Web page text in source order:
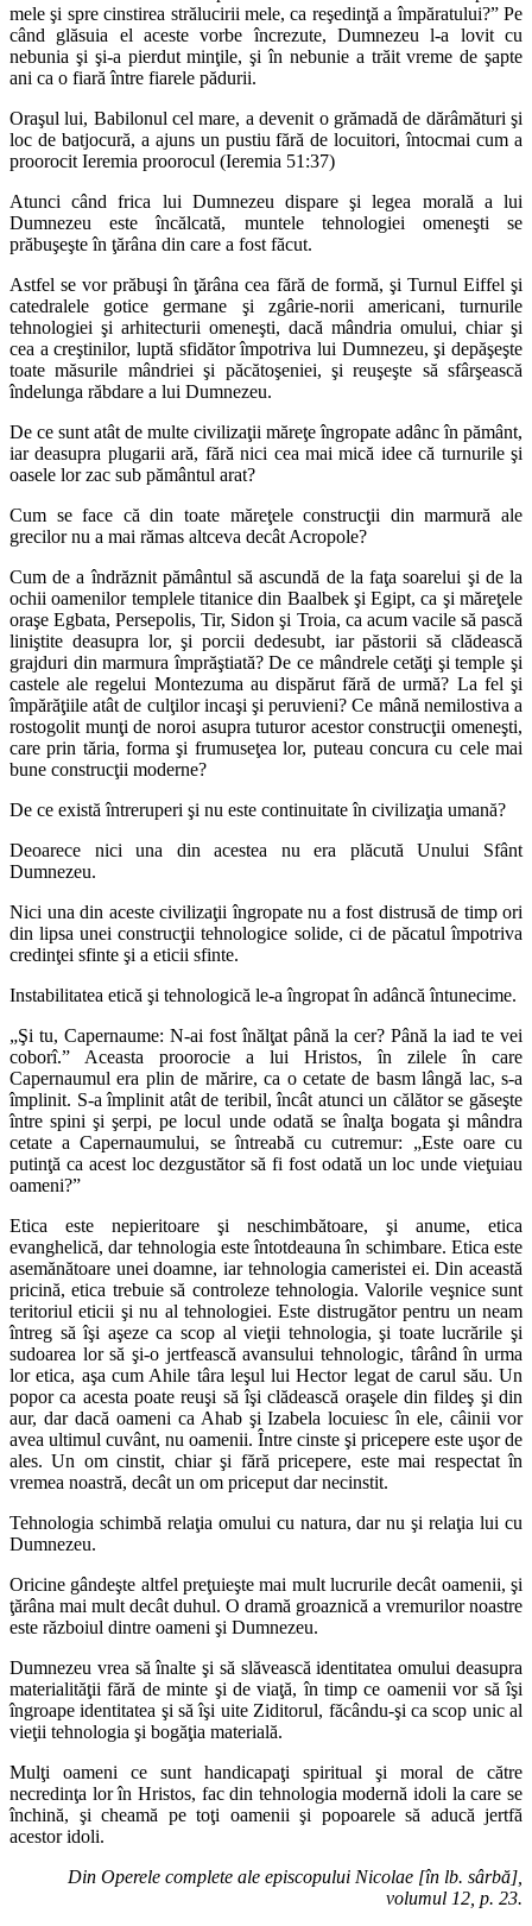
mele şi spre cinstirea strălucirii mele, ca reşedinţă a împăratului?” Pe
când glăsuia el aceste vorbe încrezute, Dumnezeu l-a lovit cu
nebunia şi şi-a pierdut minţile, şi în nebunie a trăit vreme de şapte
ani ca o fiară între fiarele pădurii.
Oraşul lui, Babilonul cel mare, a devenit o grămadă de dărâmături şi
loc de batjocură, a ajuns un pustiu fără de locuitori, întocmai cum a
proorocit Ieremia proorocul (Ieremia 51:37)
Atunci când frica lui Dumnezeu dispare şi legea morală a lui
Dumnezeu este încălcată, muntele tehnologiei omeneşti se
prăbuşeşte în ţărâna din care a fost făcut.
Astfel se vor prăbuşi în ţărâna cea fără de formă, şi Turnul Eiffel şi
catedralele gotice germane şi zgârie-norii americani, turnurile
tehnologiei şi arhitecturii omeneşti, dacă mândria omului, chiar şi
cea a creştinilor, luptă sfidător împotriva lui Dumnezeu, şi depăşeşte
toate măsurile mândriei şi păcătoşeniei, şi reuşeşte să sfârşească
îndelunga răbdare a lui Dumnezeu.
De ce sunt atât de multe civilizaţii măreţe îngropate adânc în pământ,
iar deasupra plugarii ară, fără nici cea mai mică idee că turnurile şi
oasele lor zac sub pământul arat?
Cum se face că din toate măreţele construcţii din marmură ale
grecilor nu a mai rămas altceva decât Acropole?
Cum de a îndrăznit pământul să ascundă de la faţa soarelui şi de la
ochii oamenilor templele titanice din Baalbek şi Egipt, ca şi măreţele
oraşe Egbata, Persepolis, Tir, Sidon şi Troia, ca acum vacile să pască
liniştite deasupra lor, şi porcii dedesubt, iar păstorii să clădească
grajduri din marmura împrăştiată? De ce mândrele cetăţi şi temple şi
castele ale regelui Montezuma au dispărut fără de urmă? La fel şi
împărăţiile atât de culţilor incaşi şi peruvieni? Ce mână nemilostiva a
rostogolit munţi de noroi asupra tuturor acestor construcţii omeneşti,
care prin tăria, forma şi frumuseţea lor, puteau concura cu cele mai
bune construcţii moderne?
De ce există întreruperi şi nu este continuitate în civilizaţia umană?
Deoarece nici una din acestea nu era plăcută Unului Sfânt
Dumnezeu.
Nici una din aceste civilizaţii îngropate nu a fost distrusă de timp ori
din lipsa unei construcţii tehnologice solide, ci de păcatul împotriva
credinţei sfinte şi a eticii sfinte.
Instabilitatea etică şi tehnologică le-a îngropat în adâncă întunecime.
„Şi tu, Capernaume: N-ai fost înălţat până la cer? Până la iad te vei
coborî.” Aceasta proorocie a lui Hristos, în zilele în care
Capernaumul era plin de mărire, ca o cetate de basm lângă lac, s-a
împlinit. S-a împlinit atât de teribil, încât atunci un călător se găseşte
între spini şi şerpi, pe locul unde odată se înalţa bogata şi mândra
cetate a Capernaumului, se întreabă cu cutremur: „Este oare cu
putinţă ca acest loc dezgustător să fi fost odată un loc unde vieţuiau
oameni?”
Etica este nepieritoare şi neschimbătoare, şi anume, etica
evanghelică, dar tehnologia este întotdeauna în schimbare. Etica este
asemănătoare unei doamne, iar tehnologia cameristei ei. Din această
pricină, etica trebuie să controleze tehnologia. Valorile veşnice sunt
teritoriul eticii şi nu al tehnologiei. Este distrugător pentru un neam
întreg să îşi aşeze ca scop al vieţii tehnologia, şi toate lucrările şi
sudoarea lor să şi-o jertfească avansului tehnologic, târând în urma
lor etica, aşa cum Ahile târa leşul lui Hector legat de carul său. Un
popor ca acesta poate reuşi să îşi clădească oraşele din fildeş şi din
aur, dar dacă oameni ca Ahab şi Izabela locuiesc în ele, câinii vor
avea ultimul cuvânt, nu oamenii. Între cinste şi pricepere este uşor de
ales. Un om cinstit, chiar şi fără pricepere, este mai respectat în
vremea noastră, decât un om priceput dar necinstit.
Tehnologia schimbă relaţia omului cu natura, dar nu şi relaţia lui cu
Dumnezeu.
Oricine gândeşte altfel preţuieşte mai mult lucrurile decât oamenii, şi
ţărâna mai mult decât duhul. O dramă groaznică a vremurilor noastre
este războiul dintre oameni şi Dumnezeu.
Dumnezeu vrea să înalte şi să slăvească identitatea omului deasupra
materialităţii fără de minte şi de viaţă, în timp ce oamenii vor să îşi
îngroape identitatea şi să îşi uite Ziditorul, făcându-şi ca scop unic al
vieţii tehnologia şi bogăţia materială.
Mulţi oameni ce sunt handicapaţi spiritual şi moral de către
necredinţa lor în Hristos, fac din tehnologia modernă idoli la care se
închină, şi cheamă pe toţi oamenii şi popoarele să aducă jertfă
acestor idoli.
Din Operele complete ale episcopului Nicolae [în lb. sârbă],
volumul 12, p. 23.